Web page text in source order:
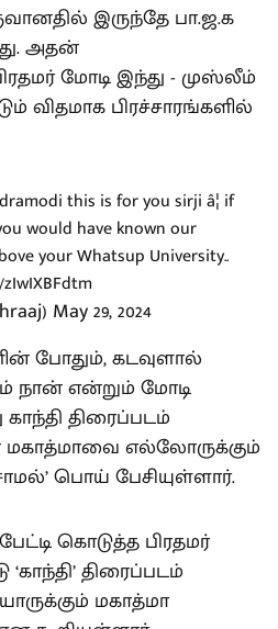
இருந்தே பா.ஜ.க
அதன்
மோடி இந்து - முஸ்லீம்
விதமாக பிரச்சாரங்களில்
this is for you sirji â¦ if
would have known our
your Whatsup University..
May 29, 2024
போதும், கடவுளால்
நான் என்றும் மோடி
திரைப்படம்
மகாத்மாவை எல்லோருக்கும்
பொய் பேசியுள்ளார்.
கொடுத்த பிரதமர்
திரைப்படம்
மகாத்மா